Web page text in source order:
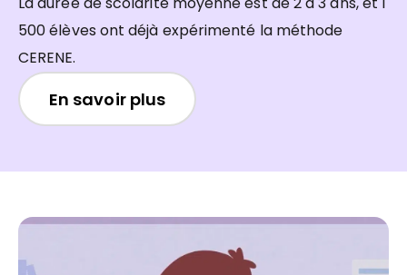
500 élèves ont déjà expérimenté la méthode
CERENE.
En savoir plus